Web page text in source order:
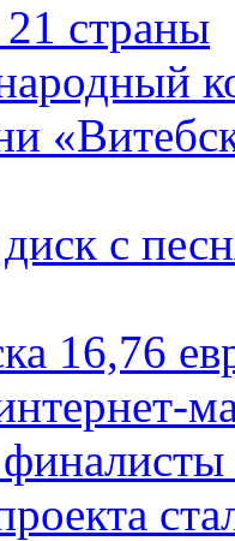
21 страны
с
16,76